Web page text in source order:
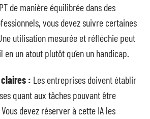
de manière équilibrée dans des
vous devez suivre certaines
utilisation mesurée et réfléchie peut
un atout plutôt qu’en un handicap.
: Les entreprises doivent établir
quant aux tâches pouvant être
devez réserver à cette IA les